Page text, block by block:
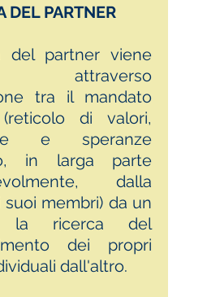
DEL PARTNER
del partner viene
attraverso
tra il mandato
di valori,
e speranze
in larga parte
dalla
suoi membri) da un
ricerca del
dei propri
dall'altro.